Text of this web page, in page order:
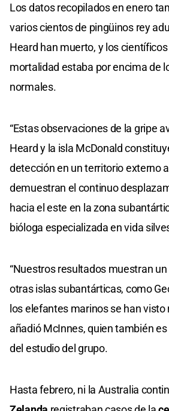
Los datos recopilados en enero
varios cientos de pingüinos rey
Heard han muerto, y los
mortalidad estaba por encima de
normales.
“Estas observaciones de la gripe
Heard y la isla McDonald
detección en un territorio externo
demuestran el continuo
hacia el este en la zona
bióloga especializada en vida
“Nuestros resultados muestran
otras islas subantárticas, como
los elefantes marinos se han visto
añadió McInnes, quien también
del estudio del grupo.
Hasta febrero, ni la Australia